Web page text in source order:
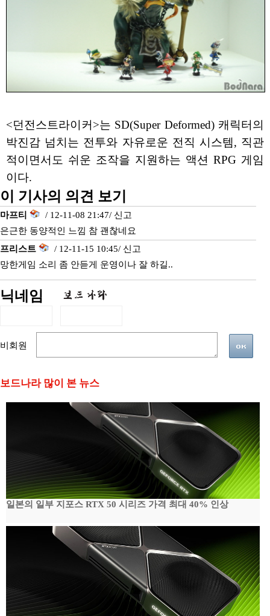
<던전스트라이커>는 SD(Super Deformed) 캐릭터의
박진감 넘치는 전투와 자유로운 전직 시스템, 직관
적이면서도 쉬운 조작을 지원하는 액션 RPG 게임
이다.
이 기사의 의견 보기
마프티 / 12-11-08 21:47/ 신고
은근한 동양적인 느낌 참 괜찮네요
프리스트
/ 12-11-15 10:45/ 신고
망한게임 소리 좀 안듣게 운영이나 잘 하길..
닉네임
비회원
보드나라 많이 본 뉴스
일본의 일부 지포스 RTX 50 시리즈 가격 최대 40% 인상